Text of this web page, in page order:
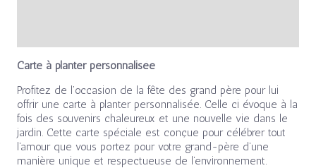
Carte à planter personnalisée
Profitez de l’occasion de la fête des grand père pour lui
offrir une carte à planter personnalisée. Celle ci évoque à la
fois des souvenirs chaleureux et une nouvelle vie dans le
jardin. Cette carte spéciale est conçue pour célébrer tout
l’amour que vous portez pour votre grand-père d’une
manière unique et respectueuse de l’environnement.